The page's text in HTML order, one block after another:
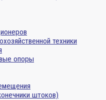
техники
опоры
штоков)